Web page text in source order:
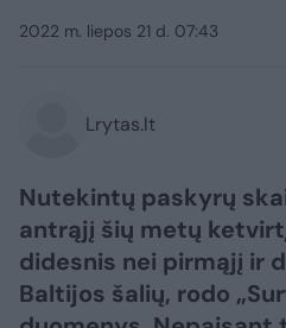
2022 m. liepos 21 d. 07:43
Lrytas.lt
Nutekintų paskyrų
antrąjį šių metų
didesnis nei pirmąjį ir
Baltijos šalių, rodo